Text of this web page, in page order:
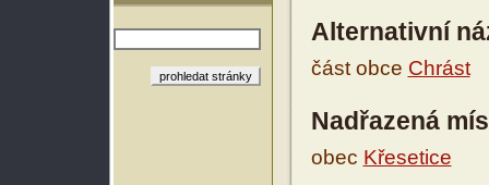
Alternativní
část obce Chrást
Nadřazená
obec Křesetice